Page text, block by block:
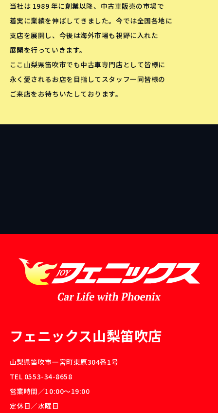
当社は 1989 年に創業以降、中古車販売の市場で
着実に業績を伸ばしてきました。今では全国各地に
支店を展開し、今後は海外市場も視野に入れた
展開を行っていきます。
ここ山梨県笛吹市でも中古車専門店として皆様に
永く愛されるお店を目指してスタッフ一同皆様の
ご来店をお待ちいたしております。
フェニックス山梨笛吹店
山梨県笛吹市一宮町東原304番1号
TEL 0553-34-8658
営業時間／10:00〜19:00
定休日／水曜日